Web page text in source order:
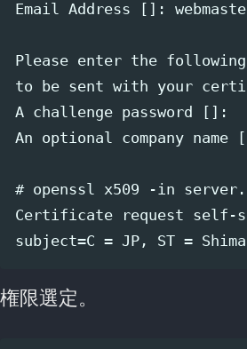
Email Address []:
Please enter the
to be sent with your
A challenge password
An optional company
# openssl x509 -in
Certificate request self-
権限選定。